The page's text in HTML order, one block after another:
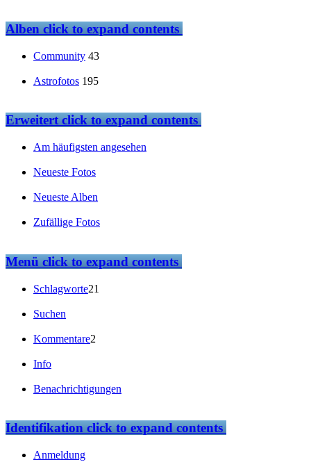
Albenclick to expand contents
Community 43
Astrofotos 195
Erweitertclick to expand contents
Am häufigsten angesehen
Neueste Fotos
Neueste Alben
Zufällige Fotos
Menüclick to expand contents
Schlagworte21
Suchen
Kommentare2
Info
Benachrichtigungen
Identifikationclick to expand contents
Anmeldung